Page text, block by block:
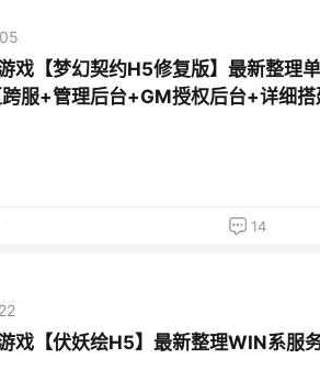
戏【梦幻契约H5修复版】最新整理
服+管理后台+GM授权后台+详细搭
14
戏【伏妖绘H5】最新整理WIN系服